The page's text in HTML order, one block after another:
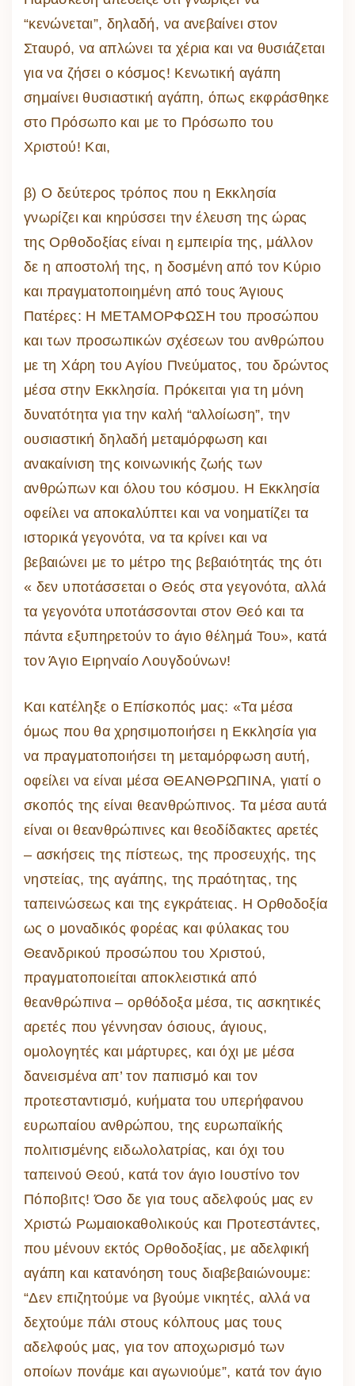
“κενώνεται”, δηλαδή, να ανεβαίνει στον
Σταυρό, να απλώνει τα χέρια και να θυσιάζεται
για να ζήσει ο κόσμος! Κενωτική αγάπη
σημαίνει θυσιαστική αγάπη, όπως εκφράσθηκε
στο Πρόσωπο και με το Πρόσωπο του
Χριστού! Και,
β) Ο δεύτερος τρόπος που η Εκκλησία
γνωρίζει και κηρύσσει την έλευση της ώρας
της Ορθοδοξίας είναι η εμπειρία της, μάλλον
δε η αποστολή της, η δοσμένη από τον Κύριο
και πραγματοποιημένη από τους Άγιους
Πατέρες: Η ΜΕΤΑΜΟΡΦΩΣΗ του προσώπου
και των προσωπικών σχέσεων του ανθρώπου
με τη Χάρη του Αγίου Πνεύματος, του δρώντος
μέσα στην Εκκλησία. Πρόκειται για τη μόνη
δυνατότητα για την καλή “αλλοίωση”, την
ουσιαστική δηλαδή μεταμόρφωση και
ανακαίνιση της κοινωνικής ζωής των
ανθρώπων και όλου του κόσμου. Η Εκκλησία
οφείλει να αποκαλύπτει και να νοηματίζει τα
ιστορικά γεγονότα, να τα κρίνει και να
βεβαιώνει με το μέτρο της βεβαιότητάς της ότι
« δεν υποτάσσεται ο Θεός στα γεγονότα, αλλά
τα γεγονότα υποτάσσονται στον Θεό και τα
πάντα εξυπηρετούν το άγιο θέλημά Του», κατά
τον Άγιο Ειρηναίο Λουγδούνων!
Και κατέληξε ο Επίσκοπός μας: «Τα μέσα
όμως που θα χρησιμοποιήσει η Εκκλησία για
να πραγματοποιήσει τη μεταμόρφωση αυτή,
οφείλει να είναι μέσα ΘΕΑΝΘΡΩΠΙΝΑ, γιατί ο
σκοπός της είναι θεανθρώπινος. Τα μέσα αυτά
είναι οι θεανθρώπινες και θεοδίδακτες αρετές
– ασκήσεις της πίστεως, της προσευχής, της
νηστείας, της αγάπης, της πραότητας, της
ταπεινώσεως και της εγκράτειας. Η Ορθοδοξία
ως ο μοναδικός φορέας και φύλακας του
Θεανδρικού προσώπου του Χριστού,
πραγματοποιείται αποκλειστικά από
θεανθρώπινα – ορθόδοξα μέσα, τις ασκητικές
αρετές που γέννησαν όσιους, άγιους,
ομολογητές και μάρτυρες, και όχι με μέσα
δανεισμένα απ’ τον παπισμό και τον
προτεσταντισμό, κυήματα του υπερήφανου
ευρωπαίου ανθρώπου, της ευρωπαϊκής
πολιτισμένης ειδωλολατρίας, και όχι του
ταπεινού Θεού, κατά τον άγιο Ιουστίνο τον
Πόποβιτς! Όσο δε για τους αδελφούς μας εν
Χριστώ Ρωμαιοκαθολικούς και Προτεστάντες,
που μένουν εκτός Ορθοδοξίας, με αδελφική
αγάπη και κατανόηση τους διαβεβαιώνουμε:
“Δεν επιζητούμε να βγούμε νικητές, αλλά να
δεχτούμε πάλι στους κόλπους μας τους
αδελφούς μας, για τον αποχωρισμό των
οποίων πονάμε και αγωνιούμε”, κατά τον άγιο